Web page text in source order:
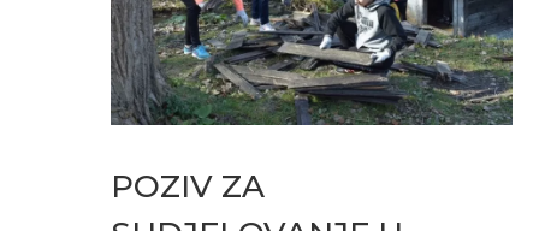
POZIV ZA